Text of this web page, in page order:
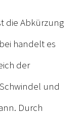
die Abkürzung
handelt es
der
und
Durch